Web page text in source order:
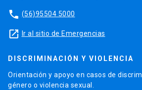
phone (56)95504 5000
launch Ir al sitio de Emergencias
DISCRIMINACIÓN Y VIOLENCIA
Orientación y apoyo en casos de
género o violencia sexual.